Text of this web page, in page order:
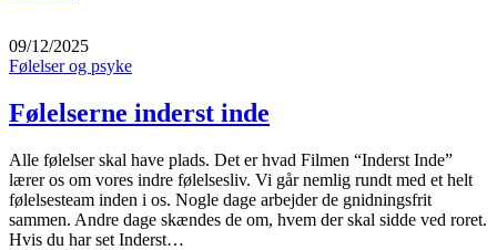
09/12/2025
Følelser og psyke
Følelserne inderst inde
Alle følelser skal have plads. Det er hvad Filmen “Inderst Inde”
lærer os om vores indre følelsesliv. Vi går nemlig rundt med et helt
følelsesteam inden i os. Nogle dage arbejder de gnidningsfrit
sammen. Andre dage skændes de om, hvem der skal sidde ved roret.
Hvis du har set Inderst…